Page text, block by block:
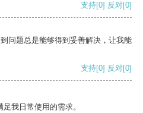
支持[0] 反对[0]
问题总是能够得到妥善解决，让我能
支持[0] 反对[0]
我日常使用的需求。